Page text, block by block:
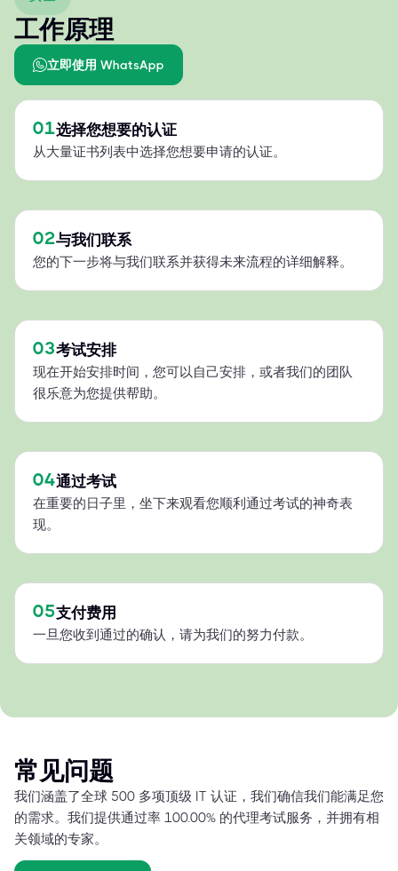
工作原理
立即使用 WhatsApp
01选择您想要的认证
从大量证书列表中选择您想要申请的认证。
02与我们联系
您的下一步将与我们联系并获得未来流程的详细解释。
03考试安排
现在开始安排时间，您可以自己安排，或者我们的团队
很乐意为您提供帮助。
04通过考试
在重要的日子里，坐下来观看您顺利通过考试的神奇表
现。
05支付费用
一旦您收到通过的确认，请为我们的努力付款。
常见问题
我们涵盖了全球 500 多项顶级 IT 认证，我们确信我们能满足您
的需求。我们提供通过率 100.00% 的代理考试服务，并拥有相
关领域的专家。